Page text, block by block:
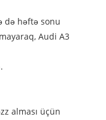
də həftə sonu
Audi A3
alması üçün